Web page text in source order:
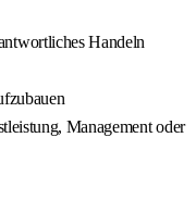
Handeln
Management oder